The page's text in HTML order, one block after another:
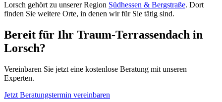
Lorsch gehört zu unserer Region Südhessen & Bergstraße. Dort
finden Sie weitere Orte, in denen wir für Sie tätig sind.
Bereit für Ihr Traum-Terrassendach in
Lorsch?
Vereinbaren Sie jetzt eine kostenlose Beratung mit unseren
Experten.
Jetzt Beratungstermin vereinbaren